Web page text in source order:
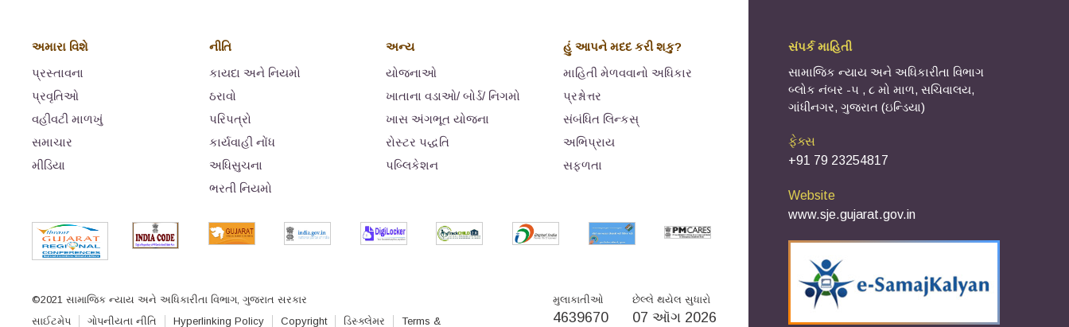
અમારા વિશે
પ્રસ્તાવના
પ્રવૃતિઓ
વહીવટી માળખું
સમાચાર
મીડિયા
નીતિ
કાયદા અને નિયમો
ઠરાવો
પરિપત્રો
કાર્યવાહી નોંધ
અધિસુચના
ભરતી નિયમો
અન્ય
યોજનાઓ
ખાતાના વડાઓ/ બોર્ડ/ નિગમો
ખાસ અંગભૂત યોજના
રોસ્‍ટર પદ્ધતિ
પબ્લિકેશન
હું આપને મદદ કરી શકુ?
માહિતી મેળવવાનો અધિકાર
પ્રશ્નોત્તર
સંબંધિત લિન્કસ્
અભિપ્રાય
સફળતા
©2021 સામાજિક ન્યાય અને અધિકારીતા વિભાગ, ગુજરાત સરકાર
સાઈટમેપ
ગોપનીયતા નીતિ Hyperlinking Policy Copyright ડિસ્ક્લેમર Terms &
મુલાકાતીઓ
4639670
છેલ્લે થયેલ સુધારો
07 ઑગ 2026
સંપર્ક માહિતી
સામાજિક ન્યાય અને અધિકારીતા વિભાગ
બ્લોક નંબર -૫ , ૮ મો માળ, સચિવાલય,
ગાંધીનગર, ગુજરાત (ઇન્ડિયા)
ફેક્સ
+91 79 23254817
Website
www.sje.gujarat.gov.in